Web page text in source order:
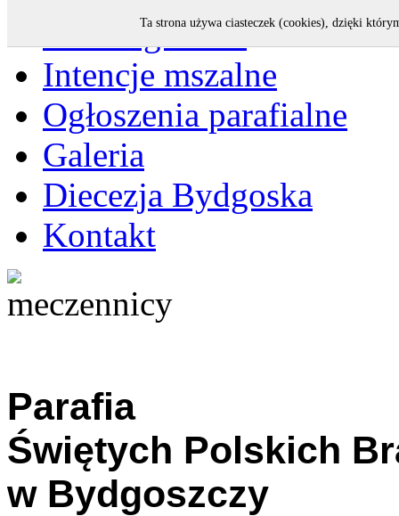
Strona główna
Intencje mszalne
Ogłoszenia parafialne
Galeria
Diecezja Bydgoska
Kontakt
Parafia
Świętych Polskich
w Bydgoszczy
Ta strona używa ciasteczek (cookies), dzięki